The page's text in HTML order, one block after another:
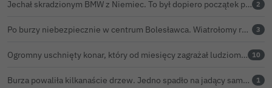
Jechał skradzionym BMW z Niemiec. To był dopiero początek problemów 33-latka 2
Po burzy niebezpiecznie w centrum Bolesławca. Wiatrołomy runęły na podwórko 3
Ogromny uschnięty konar, który od miesięcy zagrażał ludziom w Bolesławcu, wycięty 10
Burza powaliła kilkanaście drzew. Jedno spadło na jadący samochód 1